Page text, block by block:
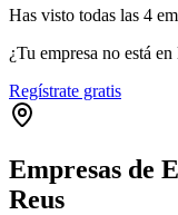
Has visto todas las 4
¿Tu empresa no está en
Regístrate gratis
Empresas de
Reus